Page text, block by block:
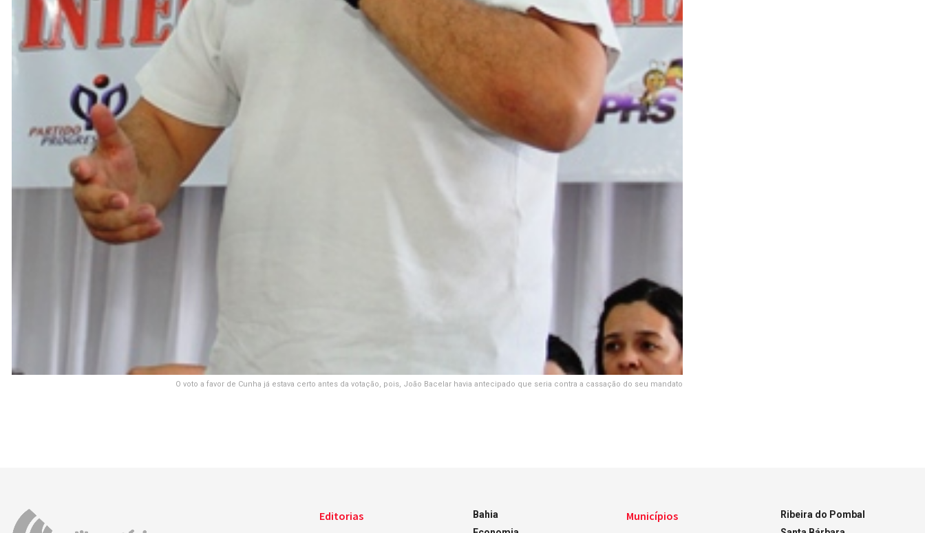
O voto a favor de Cunha já estava certo antes da votação, pois, João Bacelar havia antecipado que seria contra a cassação do seu mandato
Editorias
Bahia
Municípios
Ribeira do Pombal